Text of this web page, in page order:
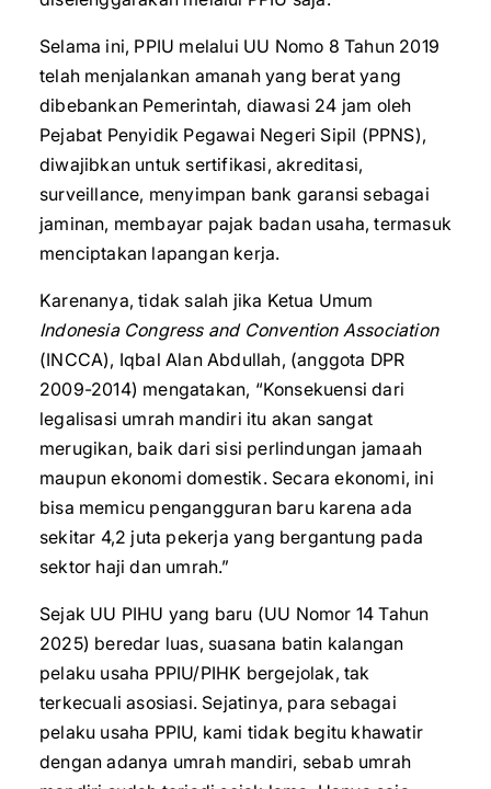
Selama ini, PPIU melalui UU Nomo 8 Tahun 2019
telah menjalankan amanah yang berat yang
dibebankan Pemerintah, diawasi 24 jam oleh
Pejabat Penyidik Pegawai Negeri Sipil (PPNS),
diwajibkan untuk sertifikasi, akreditasi,
surveillance, menyimpan bank garansi sebagai
jaminan, membayar pajak badan usaha, termasuk
menciptakan lapangan kerja.
Karenanya, tidak salah jika Ketua Umum
Indonesia Congress and Convention Association
(INCCA), Iqbal Alan Abdullah, (anggota DPR
2009-2014) mengatakan, “Konsekuensi dari
legalisasi umrah mandiri itu akan sangat
merugikan, baik dari sisi perlindungan jamaah
maupun ekonomi domestik. Secara ekonomi, ini
bisa memicu pengangguran baru karena ada
sekitar 4,2 juta pekerja yang bergantung pada
sektor haji dan umrah.”
Sejak UU PIHU yang baru (UU Nomor 14 Tahun
2025) beredar luas, suasana batin kalangan
pelaku usaha PPIU/PIHK bergejolak, tak
terkecuali asosiasi. Sejatinya, para sebagai
pelaku usaha PPIU, kami tidak begitu khawatir
dengan adanya umrah mandiri, sebab umrah